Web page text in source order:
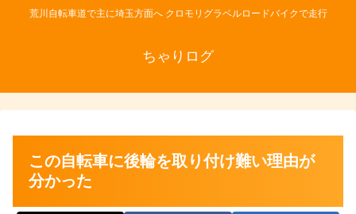
荒川自転車道で主に埼玉方面へ クロモリグラベルロードバイクで走行
ちゃりログ
この自転車に後輪を取り付け難い理由が
分かった